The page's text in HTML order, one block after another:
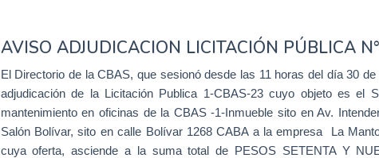
AVISO ADJUDICACION LICITACIÓN PÚBLICA
El Directorio de la CBAS, que sesionó desde las 11 horas del día 30
adjudicaciónde la Licitación Publica 1-CBAS-23 cuyo objeto es el
mantenimiento en oficinas de la CBAS -1-Inmueble sito en Av.
Salón Bolívar, sito en calle Bolí­var 1268 CABA a la empresa
La
cuya oferta, asciende a la suma total de PESOS SETENTA Y